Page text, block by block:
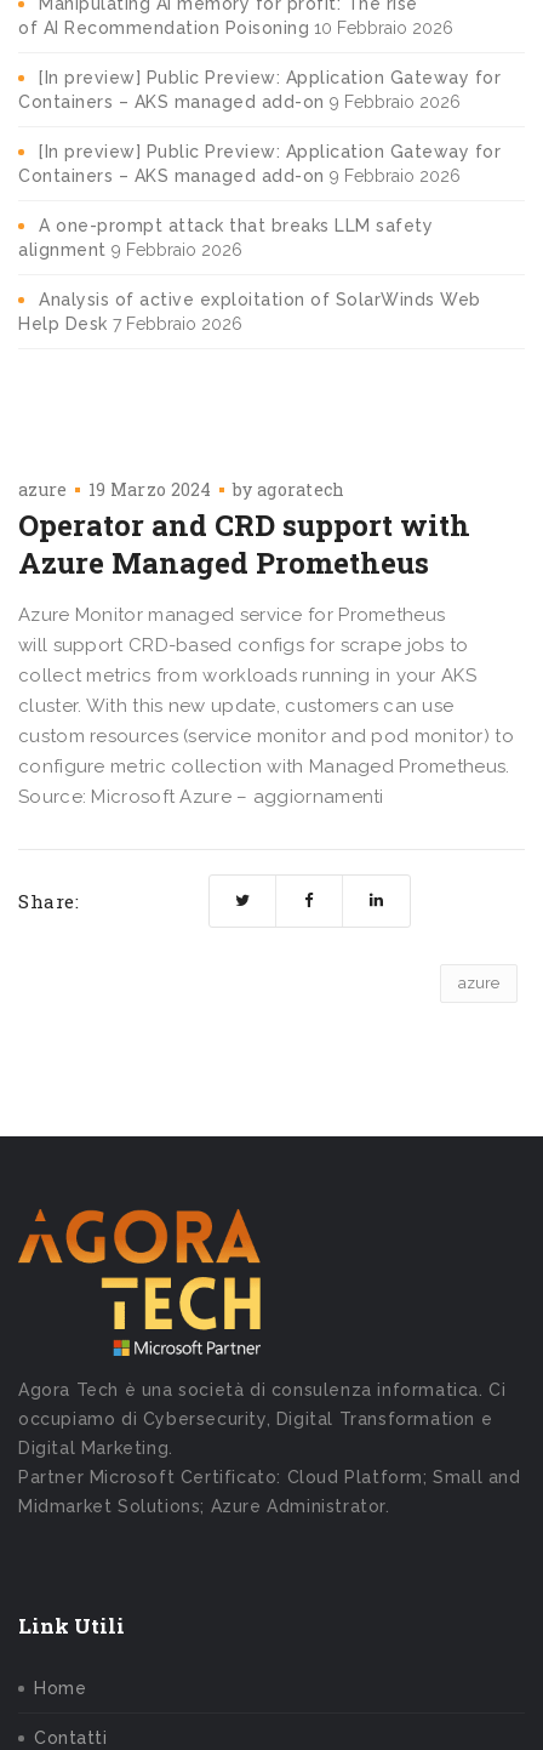
of AI Recommendation Poisoning 10 Febbraio 2026
[In preview] Public Preview: Application Gateway for
Containers – AKS managed add-on 9 Febbraio 2026
[In preview] Public Preview: Application Gateway for
Containers – AKS managed add-on 9 Febbraio 2026
A one-prompt attack that breaks LLM safety
alignment 9 Febbraio 2026
Analysis of active exploitation of SolarWinds Web
Help Desk 7 Febbraio 2026
azure 19 Marzo 2024 by agoratech
Operator and CRD support with
Azure Managed Prometheus
Azure Monitor managed service for Prometheus
will support CRD-based configs for scrape jobs to
collect metrics from workloads running in your AKS
cluster. With this new update, customers can use
custom resources (service monitor and pod monitor) to
configure metric collection with Managed Prometheus.
Source: Microsoft Azure – aggiornamenti
Share:
azure
Agora Tech è una società di consulenza informatica. Ci
occupiamo di Cybersecurity, Digital Transformation e
Digital Marketing.
Partner Microsoft Certificato: Cloud Platform; Small and
Midmarket Solutions; Azure Administrator.
Link Utili
Home
Contatti